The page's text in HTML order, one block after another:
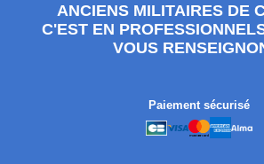
ANCIENS MILITAIRES DE
C'EST EN
VOUS
Paiement sécurisé